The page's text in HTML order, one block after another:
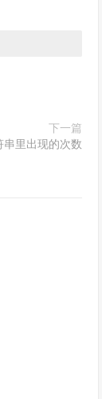
下一篇
里出现的次数